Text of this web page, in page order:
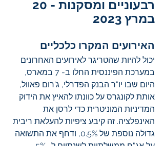
במרץ 2023
האירועים המקרו כלכליים
יכול להיות שהטריגר לאירועים האחרונים
במערכת הפיננסית החלו ב- 7 במארס,
היום שבו יו"ר הבנק הפדרלי, ג'רום פאוול,
אותת לקונגרס על כוונתו להאיץ את הידוק
המדיניות המוניטרית כדי לרסן את
האינפלציה. זה קיבע ציפיות להעלאת ריבית
גדולה נוספת של 0.5%, ודחף את התשואה